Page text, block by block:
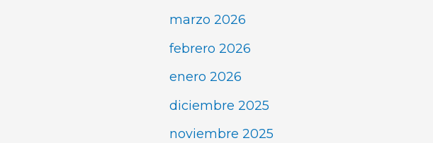
marzo 2026
febrero 2026
enero 2026
diciembre 2025
noviembre 2025